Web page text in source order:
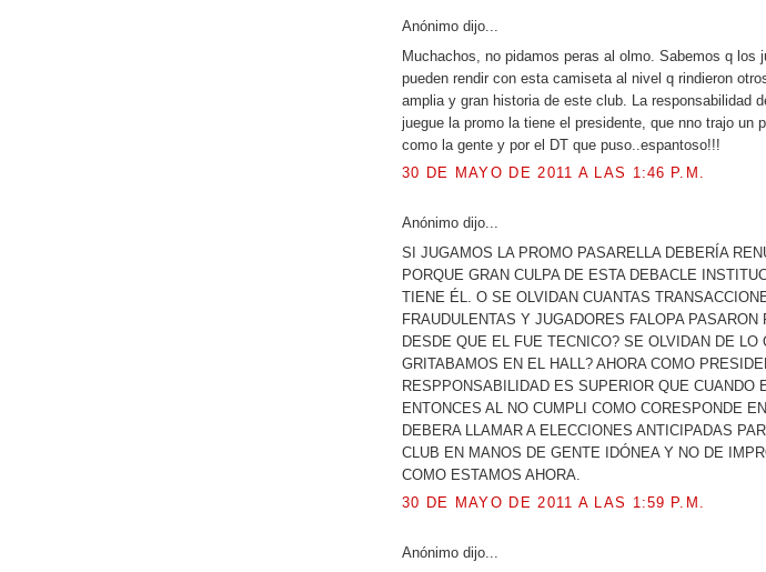
Anónimo dijo...
Muchachos, no pidamos peras al olmo. Sabemos q los
pueden rendir con esta camiseta al nivel q rindieron
amplia y gran historia de este club. La responsabilidad
juegue la promo la tiene el presidente, que nno trajo un
como la gente y por el DT que puso..espantoso!!!
30 DE MAYO DE 2011 A LAS 1:46 P.M.
Anónimo dijo...
SI JUGAMOS LA PROMO PASARELLA DEBERÍA
PORQUE GRAN CULPA DE ESTA DEBACLE
TIENE ÉL. O SE OLVIDAN CUANTAS
FRAUDULENTAS Y JUGADORES FALOPA PASARON
DESDE QUE EL FUE TECNICO? SE OLVIDAN DE LO
GRITABAMOS EN EL HALL? AHORA COMO
RESPPONSABILIDAD ES SUPERIOR QUE CUANDO
ENTONCES AL NO CUMPLI COMO CORESPONDE
DEBERA LLAMAR A ELECCIONES ANTICIPADAS
CLUB EN MANOS DE GENTE IDÓNEA Y NO DE
COMO ESTAMOS AHORA.
30 DE MAYO DE 2011 A LAS 1:59 P.M.
Anónimo dijo...